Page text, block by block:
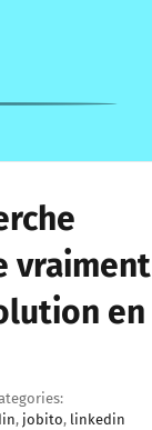
vraiment
en
, jobito, linkedin